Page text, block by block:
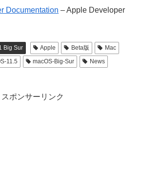
Documentation – Apple Developer
Big Sur Apple Beta版
Mac
11.5 macOS-Big-Sur
News
スポンサーリンク